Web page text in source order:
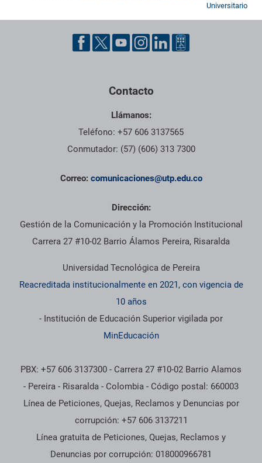
Universitario
Contacto
Llámanos:
Teléfono: +57 606 3137565
Conmutador: (57) (606) 313 7300
Correo: comunicaciones@utp.edu.co
Dirección:
Gestión de la Comunicación y la Promoción Institucional
Carrera 27 #10-02 Barrio Álamos Pereira, Risaralda
Universidad Tecnológica de Pereira
Reacreditada institucionalmente en 2021, con vigencia de
10 años
- Institución de Educación Superior vigilada por
MinEducación
PBX: +57 606 3137300 - Carrera 27 #10-02 Barrio Alamos
- Pereira - Risaralda - Colombia - Código postal: 660003
Línea de Peticiones, Quejas, Reclamos y Denuncias por
corrupción: +57 606 3137211
Línea gratuita de Peticiones, Quejas, Reclamos y
Denuncias por corrupción: 018000966781